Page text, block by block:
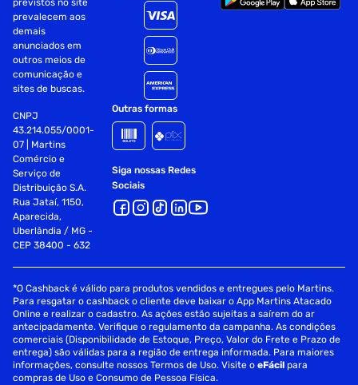
Voltagem de entrada: 100-240VAC
Pixel Pitch (mm): 0,264(H) × 0,264(V)
Área visível: 33.792cm(H) x 27.0336cm(V)
Dimensões do Produto:
(AxLxC): 31,195 x 36,845 x 5,2 cm
Peso: 2,45 Kg
Dimensões do Produto (Embalado):
(AxLxC): 6 x 30 x 32 cm
Peso: 2,45 Kg
Garantia: 1 ano (Ofertado pelo fabricante)
Fornecedor: PCTOP
Especificações
previstos no site
prevalecem aos
demais
anunciados em
outros meios de
comunicação e
sites de buscas.
CNPJ
43.214.055/0001-
07 | Martins
Comércio e
Serviço de
Distribuição S.A.
Rua Jataí, 1150,
Aparecida,
Uberlândia / MG -
CEP 38400 - 632
Outras formas
Siga nossas Redes
Sociais
*O Cashback é válido para produtos vendidos e entregues pelo Martins.
Para resgatar o cashback o cliente deve baixar o App Martins Atacado
Online e realizar o cadastro. As ações estão sujeitas a saírem do ar
antecipadamente. Verifique o regulamento da campanha. As condições
comerciais (Disponibilidade de Estoque, Preço, Valor do Frete e Prazo de
entrega) são válidas para a região de entrega informada. Para maiores
informações, consulte nossos Termos de Uso. Visite oeFácil para
compras de Uso e Consumo de Pessoa Física.